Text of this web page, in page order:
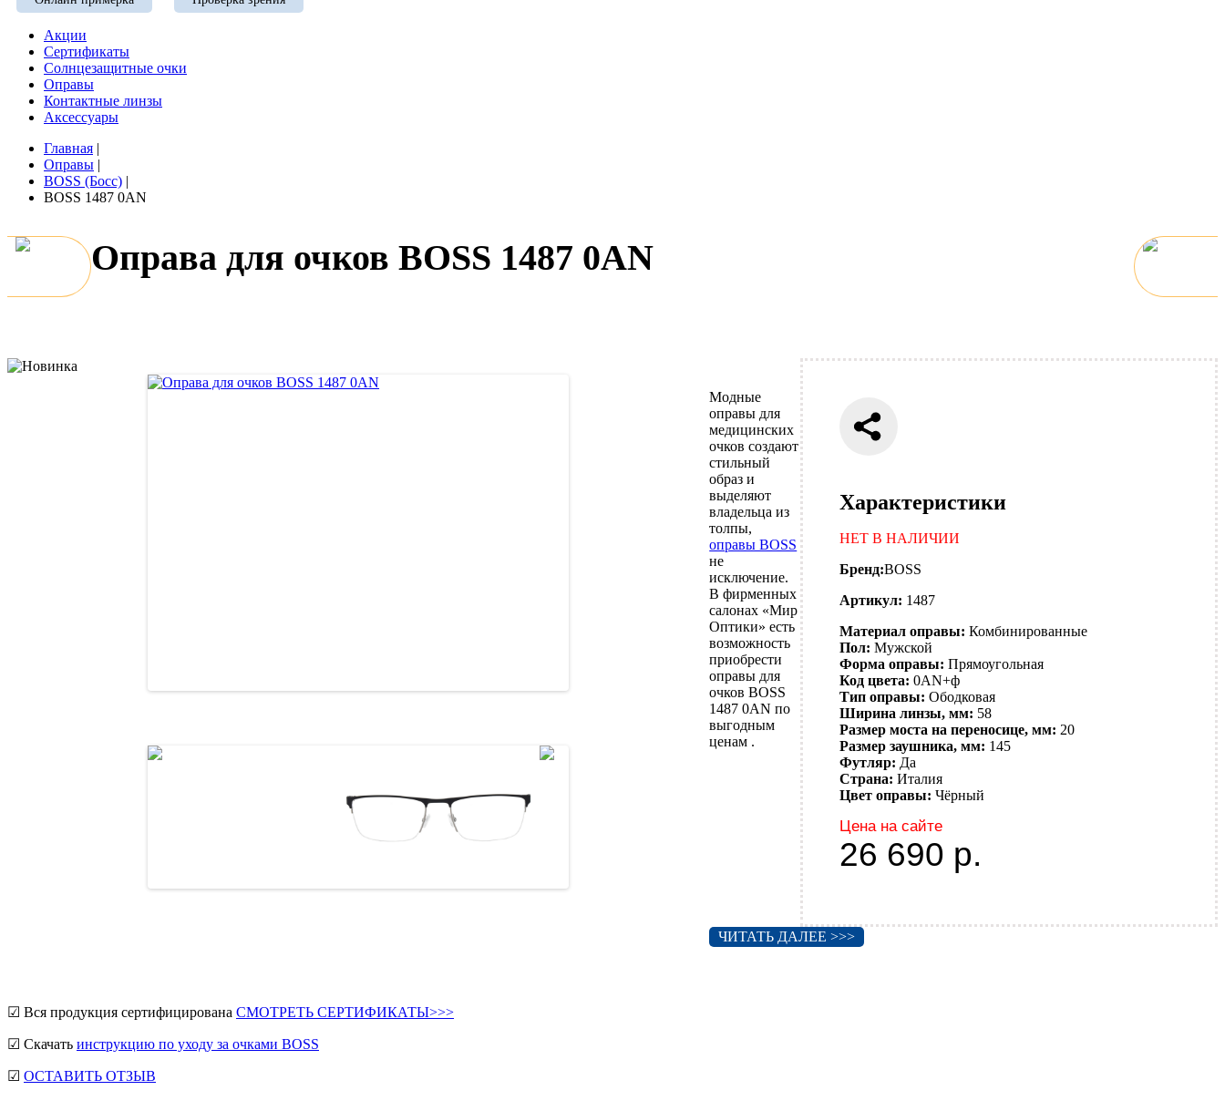
Акции
Сертификаты
Солнцезащитные очки
Оправы
Контактные линзы
Аксессуары
Главная |
Оправы |
BOSS (Босс) |
BOSS 1487 0AN
Оправа для очков BOSS 1487 0AN
Характеристики
НЕТ В НАЛИЧИИ
Бренд:BOSS
Артикул: 1487
Материал оправы: Комбинированные
Пол: Мужской
Форма оправы: Прямоугольная
Код цвета: 0AN+ф
Тип оправы: Ободковая
Ширина линзы, мм: 58
Размер моста на переносице, мм: 20
Размер заушника, мм: 145
Футляр: Да
Страна: Италия
Цвет оправы: Чёрный
Цена на сайте
26 690 р.
Модные
оправы для
медицинских
очков создают
стильный
образ и
выделяют
владельца из
толпы,
оправы BOSS
не
исключение.
В фирменных
салонах «Мир
Оптики» есть
возможность
приобрести
оправы для
очков BOSS
1487 0AN по
выгодным
ценам .
ЧИТАТЬ ДАЛЕЕ >>>
☑ Вся продукция сертифицирована СМОТРЕТЬ СЕРТИФИКАТЫ>>>
☑ Скачать инструкцию по уходу за очками BOSS
☑ ОСТАВИТЬ ОТЗЫВ